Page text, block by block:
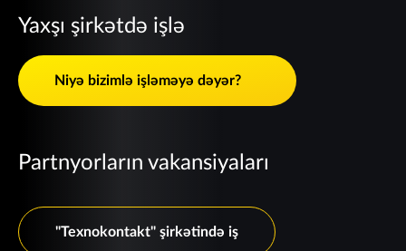
Yaxşı şirkətdə işlə
Niyə bizimlə işləməyə dəyər?
Partnyorların vakansiyaları
"Texnokontakt" şirkətində iş